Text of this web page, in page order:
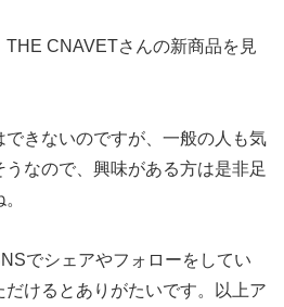
CNAVETさんの新商品を見
できないのですが、一般の人も気
なので、興味がある方は是非足
でシェアやフォローをしてい
けるとありがたいです。以上ア